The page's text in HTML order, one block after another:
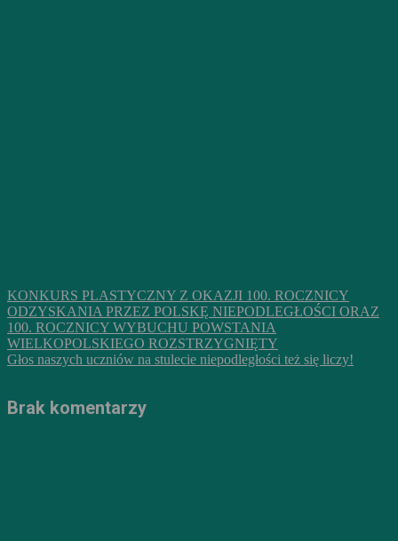
KONKURS PLASTYCZNY Z OKAZJI 100. ROCZNICY
ODZYSKANIA PRZEZ POLSKĘ NIEPODLEGŁOŚCI ORAZ
100. ROCZNICY WYBUCHU POWSTANIA
WIELKOPOLSKIEGO ROZSTRZYGNIĘTY
Głos naszych uczniów na stulecie niepodległości też się liczy!
Brak komentarzy